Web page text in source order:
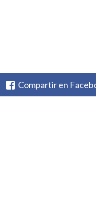
Compartir en